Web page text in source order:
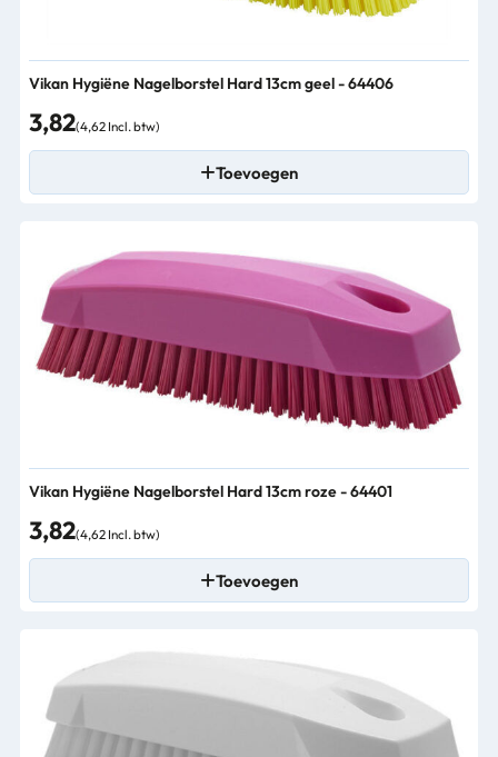
Vikan Hygiëne Nagelborstel Hard 13cm geel - 64406
3,82(4,62 Incl. btw)
Toevoegen
Vikan Hygiëne Nagelborstel Hard 13cm roze - 64401
3,82(4,62 Incl. btw)
Toevoegen